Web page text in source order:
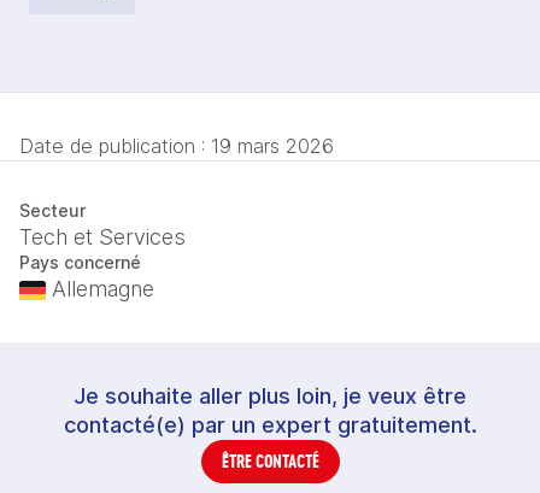
Date de publication : 19 mars 2026
Secteur
Tech et Services
Pays concerné
Allemagne
Je souhaite aller plus loin, je veux être
contacté(e) par un expert gratuitement.
ÊTRE CONTACTÉ